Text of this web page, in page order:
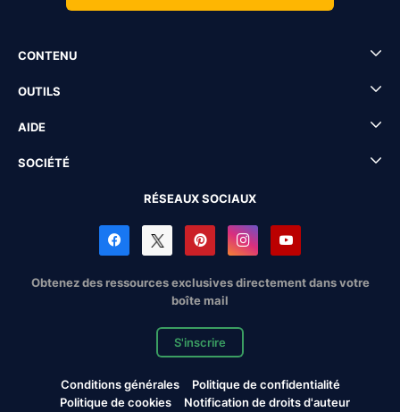
CONTENU
OUTILS
AIDE
SOCIÉTÉ
RÉSEAUX SOCIAUX
Obtenez des ressources exclusives directement dans votre
boîte mail
S'inscrire
Conditions générales
Politique de confidentialité
Politique de cookies
Notification de droits d'auteur